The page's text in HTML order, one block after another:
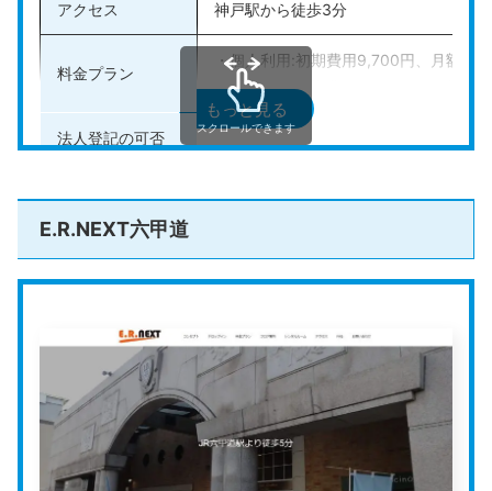
アクセス 神戸駅から徒歩3分
料金プラン
・個人利用:初期費用9,700円、月額料
・法人利用:初期費用9,700円、月額料
法人登記の可否 可能
公式HP
スクロールできます
初月は無料でバーチャルオフィスを利用できるのがルミ
エの魅力です。また、1ヶ月単位の契約が可能なので、
初めてバーチャルオフィスを利用する人でも気軽に試せ
ます。
もっと見る
E.R.NEXT六甲道